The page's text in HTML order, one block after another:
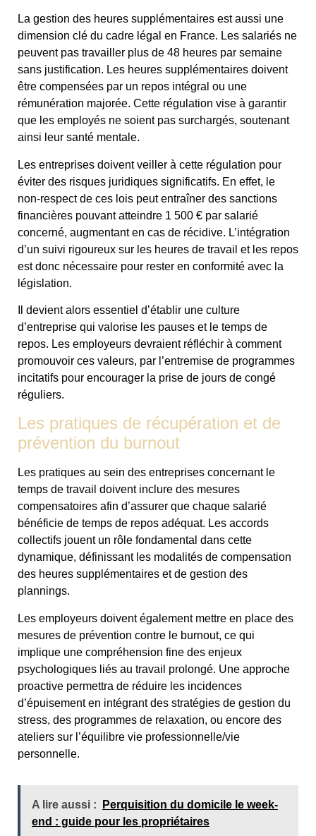
La gestion des heures supplémentaires est aussi une
dimension clé du cadre légal en France. Les salariés ne
peuvent pas travailler plus de 48 heures par semaine
sans justification. Les heures supplémentaires doivent
être compensées par un repos intégral ou une
rémunération majorée. Cette régulation vise à garantir
que les employés ne soient pas surchargés, soutenant
ainsi leur santé mentale.
Les entreprises doivent veiller à cette régulation pour
éviter des risques juridiques significatifs. En effet, le
non-respect de ces lois peut entraîner des sanctions
financières pouvant atteindre 1 500 € par salarié
concerné, augmentant en cas de récidive. L’intégration
d’un suivi rigoureux sur les heures de travail et les repos
est donc nécessaire pour rester en conformité avec la
législation.
Il devient alors essentiel d’établir une culture
d’entreprise qui valorise les pauses et le temps de
repos. Les employeurs devraient réfléchir à comment
promouvoir ces valeurs, par l’entremise de programmes
incitatifs pour encourager la prise de jours de congé
réguliers.
Les pratiques de récupération et de
prévention du burnout
Les pratiques au sein des entreprises concernant le
temps de travail doivent inclure des mesures
compensatoires afin d’assurer que chaque salarié
bénéficie de temps de repos adéquat. Les accords
collectifs jouent un rôle fondamental dans cette
dynamique, définissant les modalités de compensation
des heures supplémentaires et de gestion des
plannings.
Les employeurs doivent également mettre en place des
mesures de prévention contre le burnout, ce qui
implique une compréhension fine des enjeux
psychologiques liés au travail prolongé. Une approche
proactive permettra de réduire les incidences
d’épuisement en intégrant des stratégies de gestion du
stress, des programmes de relaxation, ou encore des
ateliers sur l’équilibre vie professionnelle/vie
personnelle.
A lire aussi :
Perquisition du domicile le week-
end : guide pour les propriétaires